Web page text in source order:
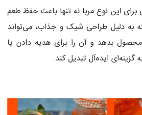
برای این نوع مربا نه تنها باعث حفظ طعم
به دلیل طراحی شیک و جذاب، می‌تواند
بدهد و آن را برای هدیه دادن یا
ایده‌آل تبدیل کند.